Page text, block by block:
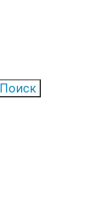
Поиск